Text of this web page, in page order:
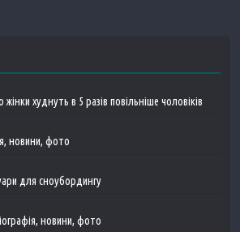
худнуть в 5 разів повільніше чоловіків
новини, фото
для сноубордингу
новини, фото